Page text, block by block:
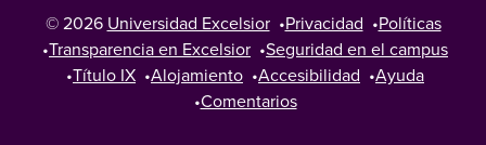
© 2026 Universidad Excelsior •Privacidad •Políticas
•Transparencia en Excelsior •Seguridad en el campus
•Título IX •Alojamiento •Accesibilidad •Ayuda
•Comentarios